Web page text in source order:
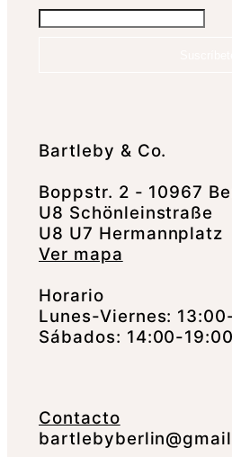
Bartleby & Co.
Boppstr. 2 - 10967
U8 Schönleinstraße
U8 U7 Hermannplatz
Ver mapa
Horario
Lunes-Viernes:
Sábados: 14:00-19:00
Contacto